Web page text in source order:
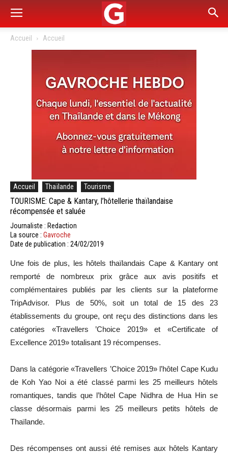
Accueil Accueil
Accueil Thaïlande Tourisme
TOURISME: Cape & Kantary, l’hôtellerie thaïlandaise
récompensée et saluée
Journaliste : Redaction
La source : Gavroche
Date de publication : 24/02/2019
Une fois de plus, les hôtels thaïlandais Cape & Kantary ont
remporté de nombreux prix grâce aux avis positifs et
complémentaires publiés par les clients sur la plateforme
TripAdvisor. Plus de 50%, soit un total de 15 des 23
établissements du groupe, ont reçu des distinctions dans les
catégories «Travellers ’Choice 2019» et «Certificate of
Excellence 2019» totalisant 19 récompenses.
Dans la catégorie «Travellers ’Choice 2019» l’hôtel Cape Kudu
de Koh Yao Noi a été classé parmi les 25 meilleurs hôtels
romantiques, tandis que l’hôtel Cape Nidhra de Hua Hin se
classe désormais parmi les 25 meilleurs petits hôtels de
Thaïlande.
Des récompenses ont aussi été remises aux hôtels Kantary